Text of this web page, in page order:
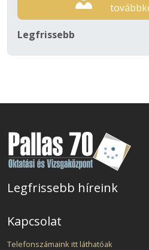
Legfrissebb
Legfrissebb híreink
Kapcsolat
Telefonszámaink itt láthatóak